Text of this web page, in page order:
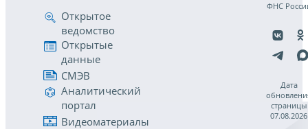
Открытое
ведомство
Открытые
данные
СМЭВ
Аналитический
портал
Видеоматериалы
ФНС
Дата
страницы
07.08.2026